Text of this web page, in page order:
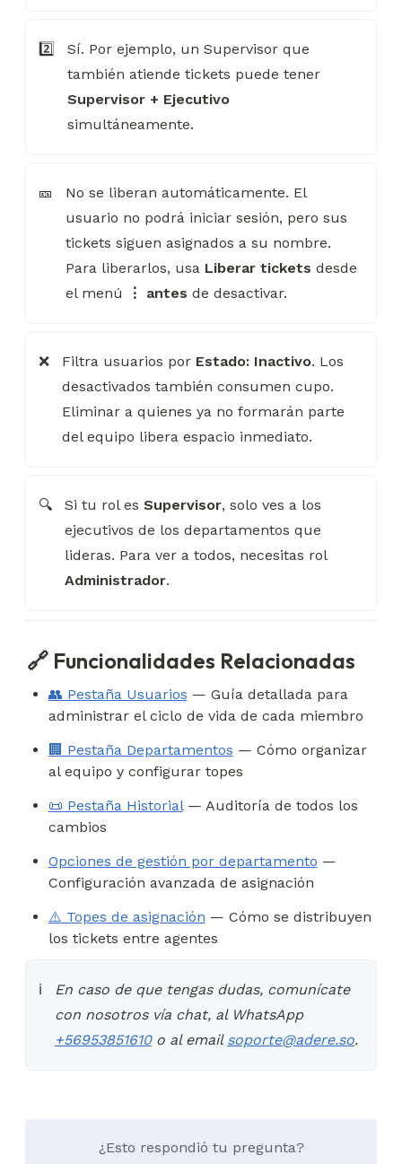
2️⃣
Sí. Por ejemplo, un Supervisor que
Supervisor + Ejecutivo
simultáneamente.
🎫
No se liberan automáticamente. El
usuario no podrá iniciar sesión, pero sus
tickets siguen asignados a su nombre.
Para liberarlos, usa Liberar tickets desde
el menú
⋮ antes de desactivar.
❌ Filtra usuarios por Estado: Inactivo. Los
desactivados también consumen cupo.
Eliminar a quienes ya no formarán parte
del equipo libera espacio inmediato.
🔍 Si tu rol es Supervisor, solo ves a los
ejecutivos de los departamentos que
lideras. Para ver a todos, necesitas rol
Administrador.
🔗 Funcionalidades Relacionadas
👥 Pestaña Usuarios — Guía detallada para
administrar el ciclo de vida de cada miembro
🏢 Pestaña Departamentos — Cómo organizar
al equipo y configurar topes
📜 Pestaña Historial — Auditoría de todos los
cambios
Opciones de gestión por departamento —
Configuración avanzada de asignación
⚠️ Topes de asignación — Cómo se distribuyen
los tickets entre agentes
ℹ️
En caso de que tengas dudas, comunícate
con nosotros vía chat, al WhatsApp
+56953851610 o al email soporte@adere.so.
¿Esto respondió tu pregunta?